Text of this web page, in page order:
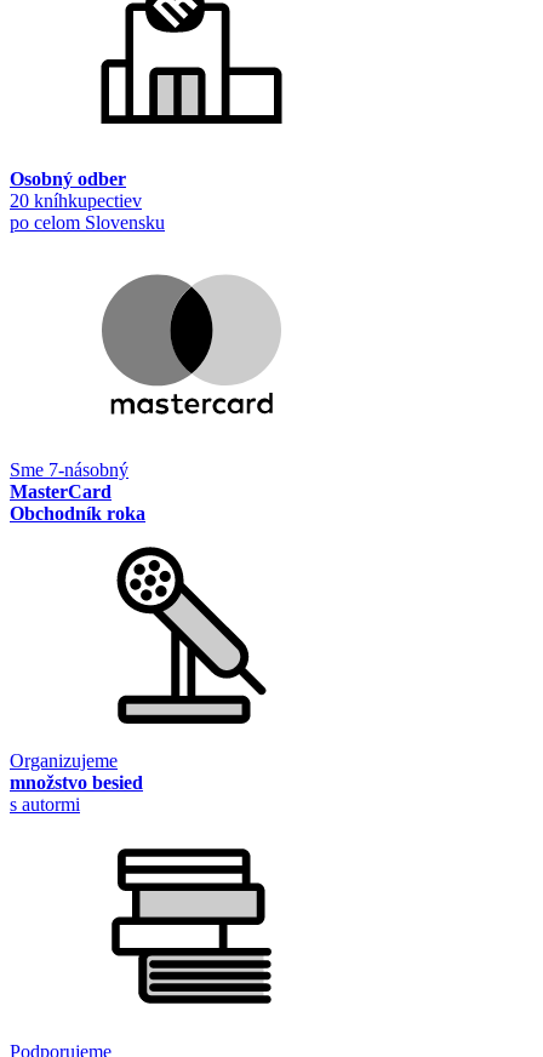
Osobný odber
20 kníhkupectiev
po celom Slovensku
Sme 7-násobný
MasterCard
Obchodník roka
Organizujeme
množstvo besied
s autormi
Podporujeme